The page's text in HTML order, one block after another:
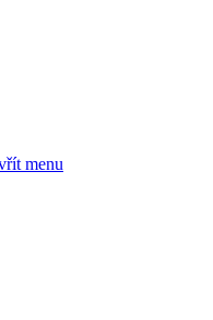
menu